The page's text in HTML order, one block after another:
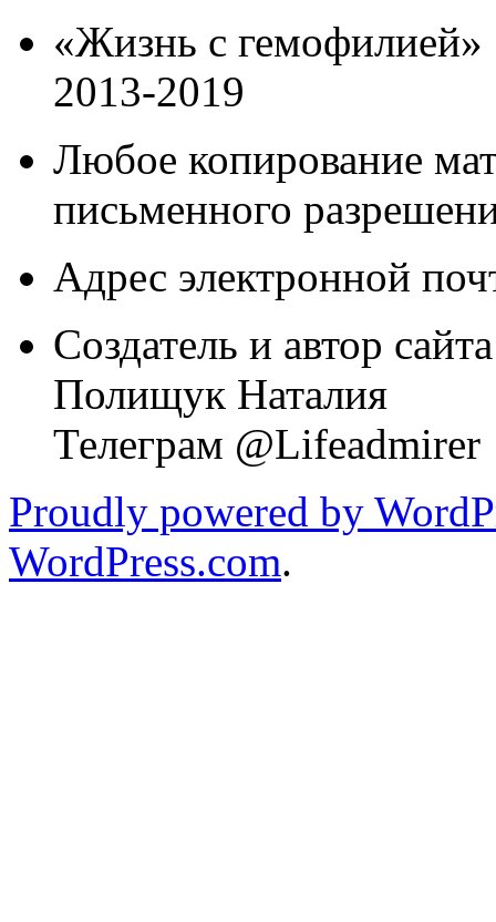
«Жизнь с гемофилией»
2013-2019
Любое копирование
письменного
Адрес электронной
Создатель и автор сайта
Полищук Наталия
Телеграм @Lifeadmirer
Proudly powered by
WordPress.com.